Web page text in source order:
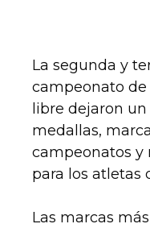
La segunda y
campeonato de
libre dejaron
medallas,
campeonatos y
para los atletas
Las marcas